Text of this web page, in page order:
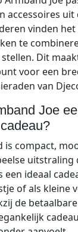
accessoires uit
vinden
te
Dit
voor een
van
Joe
cadeau?
is compact,
uitstraling
een ideaal
of als kleine
de